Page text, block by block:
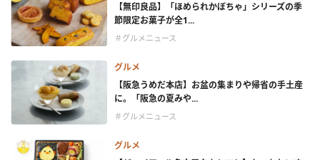
【無印良品】「ほめられかぼちゃ」シリーズの季
節限定お菓子が全1...
＃グルメニュース
グルメ
【阪急うめだ本店】お盆の集まりや帰省の手土産
に。「阪急の夏みや...
＃グルメニュース
グルメ